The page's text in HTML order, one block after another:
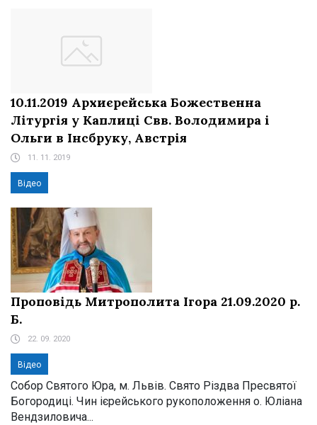
10.11.2019 Архиєрейська Божественна
Літургія у Каплиці Свв. Володимира і
Ольги в Інсбруку, Австрія
11. 11. 2019
Відео
Проповідь Митрополита Ігора 21.09.2020 р.
Б.
22. 09. 2020
Відео
Собор Святого Юра, м. Львів. Свято Різдва Пресвятої
Богородиці. Чин ієрейського рукоположення о. Юліана
Вендзиловича...